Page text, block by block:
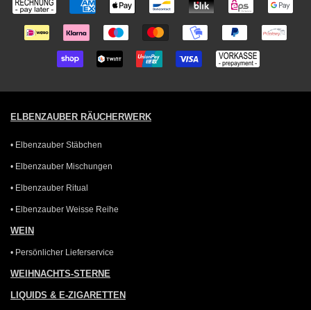
Zahlungsarten
ELBENZAUBER RÄUCHERWERK
• Elbenzauber Stäbchen
• Elbenzauber Mischungen
• Elbenzauber Ritual
• Elbenzauber Weisse Reihe
WEIN
• Persönlicher Lieferservice
WEIHNACHTS-STERNE
LIQUIDS & E-ZIGARETTEN